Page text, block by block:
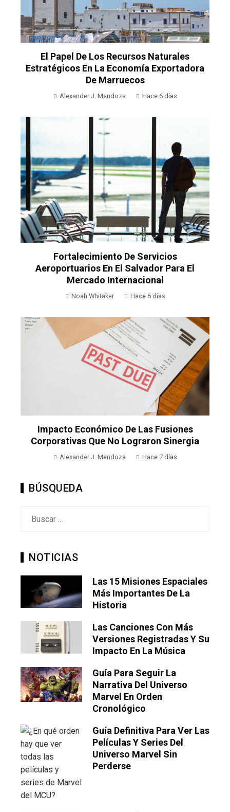
El Papel De Los Recursos Naturales
Estratégicos En La Economía Exportadora
De Marruecos
Alexander J. Mendoza Hace 6 días
Fortalecimiento De Servicios
Aeroportuarios En El Salvador Para El
Mercado Internacional
Noah Whitaker Hace 6 días
Impacto Económico De Las Fusiones
Corporativas Que No Lograron Sinergia
Alexander J. Mendoza Hace 7 días
BÚSQUEDA
NOTICIAS
Las 15 Misiones Espaciales
Más Importantes De La
Historia
Las Canciones Con Más
Versiones Registradas Y Su
Impacto En La Música
Guía Para Seguir La
Narrativa Del Universo
Marvel En Orden
Cronológico
Guía Definitiva Para Ver Las
Películas Y Series Del
Universo Marvel Sin
Perderse